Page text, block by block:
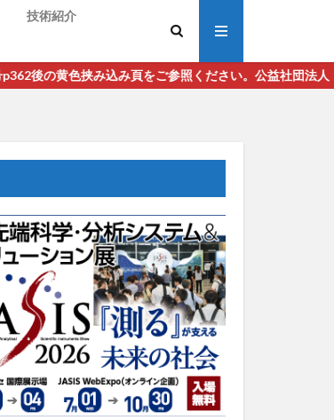
技術紹介
み込み頁をご参照ください。公益社団法人 日本分析化